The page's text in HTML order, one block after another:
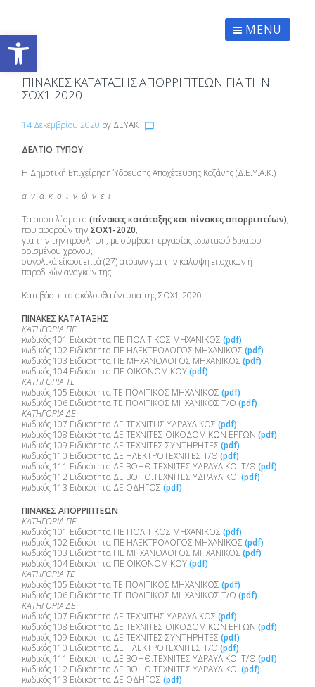
Ανοίξτε τη γραμμή εργαλείων MENU
ΠΊΝΑΚΕΣ ΚΑΤΆΤΑΞΗΣ ΑΠΟΡΡΙΠΤΈΩΝ ΓΙΑ ΤΗΝ
ΣΟΧ1-2020
14 Δεκεμβρίου 2020 by ΔΕΥΑΚ chat_bubble_outline
ΔΕΛΤΙΟ ΤΥΠΟΥ
Η Δημοτική Επιχείρηση Ύδρευσης Αποχέτευσης Κοζάνης (Δ.Ε.Υ.Α.Κ.)
α ν α κ ο ι ν ώ ν ε ι
Τα αποτελέσματα(πίνακες κατάταξης και πίνακες απορριπτέων),
που αφορούν την ΣΟΧ1-2020,
για την την πρόσληψη, με σύμβαση εργασίας ιδιωτικού δικαίου
ορισμένου χρόνου,
συνολικά είκοσι επτά (27) ατόμων για την κάλυψη εποχικών ή
παροδικών αναγκών της.
Κατεβάστε τα ακόλουθα έντυπα της ΣΟΧ1-2020
ΠΙΝΑΚΕΣ ΚΑΤΑΤΑΞΗΣ
ΚΑΤΗΓΟΡΙΑ ΠΕ
κωδικός 101 Ειδικότητα ΠΕ ΠΟΛΙΤΙΚΟΣ ΜΗΧΑΝΙΚΟΣ (pdf)
κωδικός 102 Ειδικότητα ΠΕ ΗΛΕΚΤΡΟΛΟΓΟΣ ΜΗΧΑΝΙΚΟΣ (pdf)
κωδικός 103 Ειδικότητα ΠΕ ΜΗΧΑΝΟΛΟΓΟΣ ΜΗΧΑΝΙΚΟΣ (pdf)
κωδικός 104 Ειδικότητα ΠΕ ΟΙΚΟΝΟΜΙΚΟΥ(pdf)
ΚΑΤΗΓΟΡΙΑ ΤΕ
κωδικός 105 Ειδικότητα TΕ ΠΟΛΙΤΙΚΟΣ ΜΗΧΑΝΙΚΟΣ (pdf)
κωδικός 106 Ειδικότητα TΕ ΠΟΛΙΤΙΚΟΣ ΜΗΧΑΝΙΚΟΣ Τ/Θ (pdf)
ΚΑΤΗΓΟΡΙΑ ΔΕ
κωδικός 107 Ειδικότητα ΔΕ ΤΕΧΝΙΤΗΣ ΥΔΡΑΥΛΙΚΟΣ (pdf)
κωδικός 108 Ειδικότητα ΔΕ ΤΕΧΝΙΤΕΣ ΟΙΚΟΔΟΜΙΚΩΝ ΕΡΓΩΝ (pdf)
κωδικός 109 Ειδικότητα ΔΕ ΤΕΧΝΙΤΕΣ ΣΥΝΤΗΡΗΤΕΣ (pdf)
κωδικός 110 Ειδικότητα ΔΕ ΗΛΕΚΤΡΟΤΕΧΝΙΤΕΣ Τ/Θ (pdf)
κωδικός 111 Ειδικότητα ΔΕ ΒΟΗΘ.ΤΕΧΝΙΤΕΣ ΥΔΡΑΥΛΙΚΟΙ Τ/Θ (pdf)
κωδικός 112 Ειδικότητα ΔΕ ΒΟΗΘ.ΤΕΧΝΙΤΕΣ ΥΔΡΑΥΛΙΚΟΙ (pdf)
κωδικός 113 Ειδικότητα ΔΕ ΟΔΗΓΟΣ (pdf)
ΠΙΝΑΚΕΣ ΑΠΟΡΡΙΠΤΕΩΝ
ΚΑΤΗΓΟΡΙΑ ΠΕ
κωδικός 101 Ειδικότητα ΠΕ ΠΟΛΙΤΙΚΟΣ ΜΗΧΑΝΙΚΟΣ (pdf)
κωδικός 102 Ειδικότητα ΠΕ ΗΛΕΚΤΡΟΛΟΓΟΣ ΜΗΧΑΝΙΚΟΣ (pdf)
κωδικός 103 Ειδικότητα ΠΕ ΜΗΧΑΝΟΛΟΓΟΣ ΜΗΧΑΝΙΚΟΣ (pdf)
κωδικός 104 Ειδικότητα ΠΕ ΟΙΚΟΝΟΜΙΚΟΥ(pdf)
ΚΑΤΗΓΟΡΙΑ ΤΕ
κωδικός 105 Ειδικότητα TΕ ΠΟΛΙΤΙΚΟΣ ΜΗΧΑΝΙΚΟΣ (pdf)
κωδικός 106 Ειδικότητα TΕ ΠΟΛΙΤΙΚΟΣ ΜΗΧΑΝΙΚΟΣ Τ/Θ (pdf)
ΚΑΤΗΓΟΡΙΑ ΔΕ
κωδικός 107 Ειδικότητα ΔΕ ΤΕΧΝΙΤΗΣ ΥΔΡΑΥΛΙΚΟΣ (pdf)
κωδικός 108 Ειδικότητα ΔΕ ΤΕΧΝΙΤΕΣ ΟΙΚΟΔΟΜΙΚΩΝ ΕΡΓΩΝ (pdf)
κωδικός 109 Ειδικότητα ΔΕ ΤΕΧΝΙΤΕΣ ΣΥΝΤΗΡΗΤΕΣ (pdf)
κωδικός 110 Ειδικότητα ΔΕ ΗΛΕΚΤΡΟΤΕΧΝΙΤΕΣ Τ/Θ (pdf)
κωδικός 111 Ειδικότητα ΔΕ ΒΟΗΘ.ΤΕΧΝΙΤΕΣ ΥΔΡΑΥΛΙΚΟΙ Τ/Θ (pdf)
κωδικός 112 Ειδικότητα ΔΕ ΒΟΗΘ.ΤΕΧΝΙΤΕΣ ΥΔΡΑΥΛΙΚΟΙ (pdf)
κωδικός 113 Ειδικότητα ΔΕ ΟΔΗΓΟΣ (pdf)